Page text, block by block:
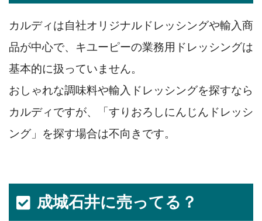
カルディは自社オリジナルドレッシングや輸入商
品が中心で、キユーピーの業務用ドレッシングは
基本的に扱っていません。
おしゃれな調味料や輸入ドレッシングを探すなら
カルディですが、「すりおろしにんじんドレッシ
ング」を探す場合は不向きです。
成城石井に売ってる？